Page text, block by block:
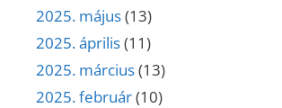
2025. május(13)
2025. április(11)
2025. március(13)
2025. február(10)